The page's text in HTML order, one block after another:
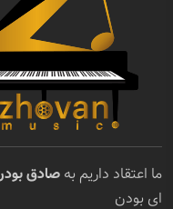
ما اعتقاد داریم به صادق
ای بودن